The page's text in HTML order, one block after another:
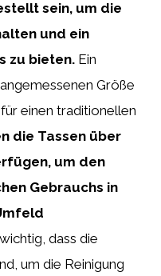
sein, um die
und ein
zu bieten. Ein
Größe
einen traditionellen
die Tassen über
um den
Gebrauchs in
dass die
um die Reinigung